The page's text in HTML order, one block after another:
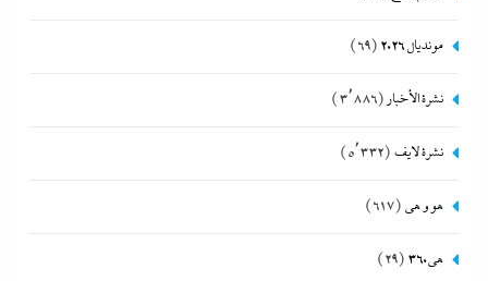
مونديال 2026 (69)
نشرة الأخبار (3٬886)
نشرة لايف (5٬332)
هو و هي (617)
هى360 (29)